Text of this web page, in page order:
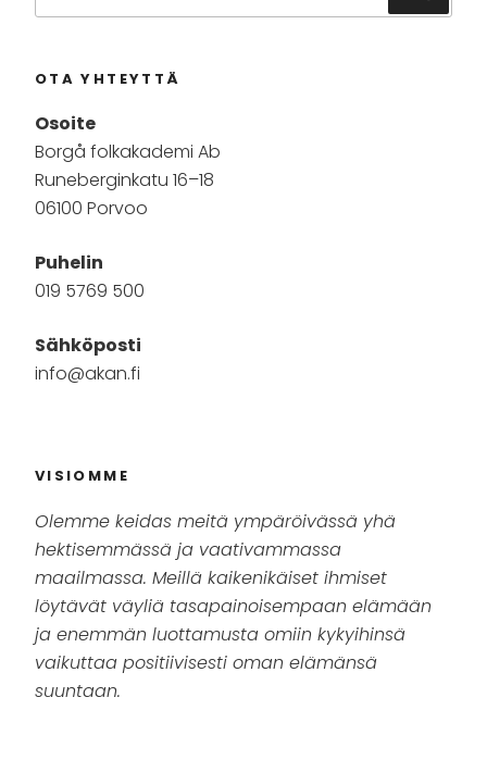
OTA YHTEYTTÄ
Osoite
Borgå folkakademi Ab
Runeberginkatu 16–18
06100 Porvoo
Puhelin
019 5769 500
Sähköposti
info@akan.fi
VISIOMME
Olemme keidas meitä ympäröivässä yhä
hektisemmässä ja vaativammassa
maailmassa. Meillä kaikenikäiset ihmiset
löytävät väyliä tasapainoisempaan elämään
ja enemmän luottamusta omiin kykyihinsä
vaikuttaa positiivisesti oman elämänsä
suuntaan.